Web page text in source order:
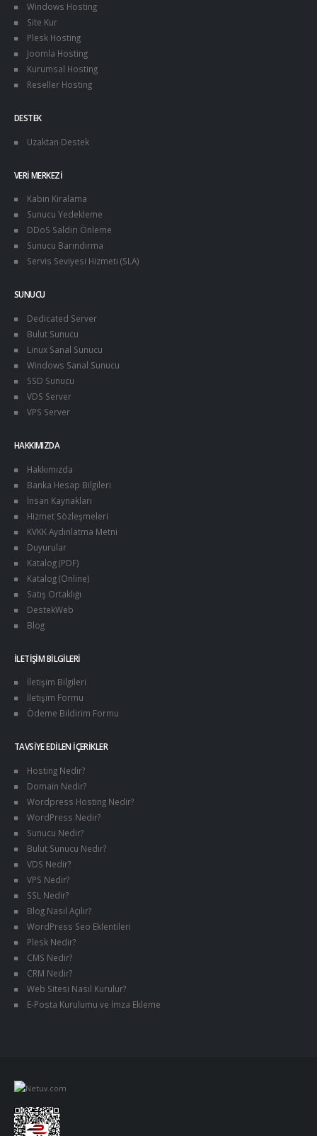
Windows Hosting
Site Kur
Plesk Hosting
Joomla Hosting
Kurumsal Hosting
Reseller Hosting
DESTEK
Uzaktan Destek
VERI MERKEZI
Kabin Kiralama
Sunucu Yedekleme
DDoS Saldırı Önleme
Sunucu Barındırma
Servis Seviyesi Hizmeti (SLA)
SUNUCU
Dedicated Server
Bulut Sunucu
Linux Sanal Sunucu
Windows Sanal Sunucu
SSD Sunucu
VDS Server
VPS Server
HAKKIMIZDA
Hakkımızda
Banka Hesap Bilgileri
İnsan Kaynakları
Hizmet Sözleşmeleri
KVKK Aydınlatma Metni
Duyurular
Katalog (PDF)
Katalog (Online)
Satış Ortaklığı
DestekWeb
Blog
İLETIŞIM BILGILERI
İletişim Bilgileri
İletişim Formu
Ödeme Bildirim Formu
TAVSIYE EDILEN İÇERIKLER
Hosting Nedir?
Domain Nedir?
Wordpress Hosting Nedir?
WordPress Nedir?
Sunucu Nedir?
Bulut Sunucu Nedir?
VDS Nedir?
VPS Nedir?
SSL Nedir?
Blog Nasıl Açılır?
WordPress Seo Eklentileri
Plesk Nedir?
CMS Nedir?
CRM Nedir?
Web Sitesi Nasıl Kurulur?
E-Posta Kurulumu ve İmza Ekleme